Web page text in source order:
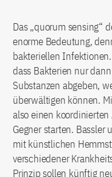
Das „quorum sensing“
enorme Bedeutung,
bakteriellen
dass Bakterien nur
Substanzen abgeben,
überwältigen können.
also einen
Gegner starten. Bassler
mit künstlichen
verschiedener
Prinzip sollen künftig